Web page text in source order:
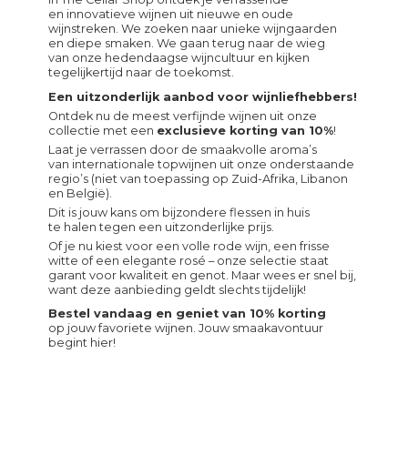
en innovatieve wijnen uit nieuwe en oude
wijnstreken. We zoeken naar unieke wijngaarden
en diepe smaken. We gaan terug naar de wieg
van onze hedendaagse wijncultuur en kijken
tegelijkertijd naar de toekomst.
Een uitzonderlijk aanbod voor wijnliefhebbers!
Ontdek nu de meest verfijnde wijnen uit onze
collectie met een exclusieve korting van 10%!
Laat je verrassen door de smaakvolle aroma’s
van internationale topwijnen uit onze onderstaande
regio’s (niet van toepassing op Zuid-Afrika, Libanon
en België).
Dit is jouw kans om bijzondere flessen in huis
te halen tegen een uitzonderlijke prijs.
Of je nu kiest voor een volle rode wijn, een frisse
witte of een elegante rosé – onze selectie staat
garant voor kwaliteit en genot. Maar wees er snel bij,
want deze aanbieding geldt slechts tijdelijk!
Bestel vandaag en geniet van 10% korting
op jouw favoriete wijnen. Jouw smaakavontuur
begint hier!